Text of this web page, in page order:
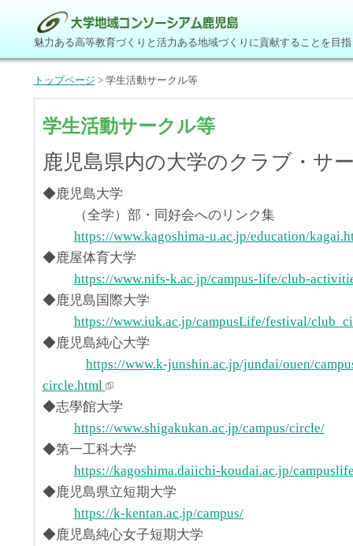
魅力ある高等教育づくりと活力ある地域づくりに貢献することを目
トップページ > 学生活動サークル等
学生活動サークル等
鹿児島県内の大学のクラブ・サ
◆鹿児島大学
（全学）部・同好会へのリンク集
https://www.kagoshima-u.ac.jp/education/
◆鹿屋体育大学
https://www.nifs-k.ac.jp/campus-life/club-
◆鹿児島国際大学
https://www.iuk.ac.jp/campusLife/festival/
◆鹿児島純心大学
https://www.k-junshin.ac.jp/jundai/ouen/
circle.html
◆志學館大学
https://www.shigakukan.ac.jp/campus/circle/
◆第一工科大学
https://kagoshima.daiichi-koudai.ac.jp/
◆鹿児島県立短期大学
https://k-kentan.ac.jp/campus/
◆鹿児島純心女子短期大学